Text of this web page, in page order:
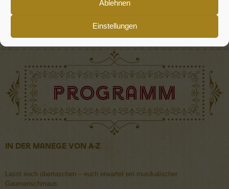
Ablehnen
Einstellungen
Keine Parkplätze direkt am Gelände!
In der Manege von A-Z
Lasst euch überraschen – euch erwartet ein musikalischer
Gaumenschmaus.